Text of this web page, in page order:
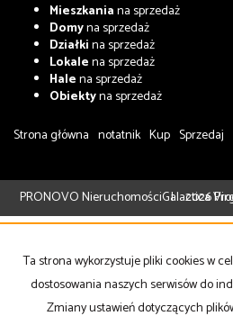
Mieszkaniana sprzedaż
Domyna sprzedaż
Działkina sprzedaż
Lokalena sprzedaż
Halena sprzedaż
Obiektyna sprzedaż
Strona główna notatnik Kup Sprzedaj
PRONOVO Nieruchomości 2026
Galactica
Ta strona wykorzystuje pliki cookies w
dostosowania naszych serwisów do
Zmiany ustawień dotyczących